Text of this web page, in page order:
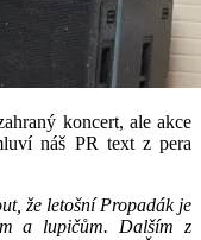
koncert, ale akce
náš PR text z pera
že letošní Propadák je
a lupičům. Dalším z